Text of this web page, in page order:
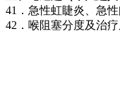
41．急性虹睫炎、急
42．喉阻塞分度及治疗